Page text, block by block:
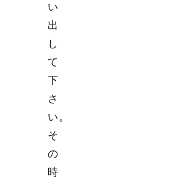
い
出
し
て
下
さ
い。
そ
の
時